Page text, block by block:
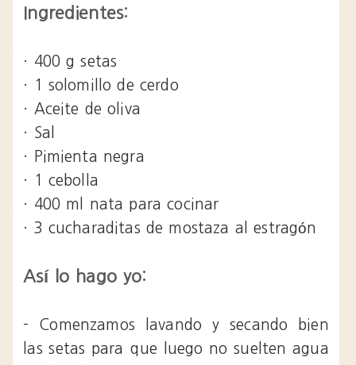
Ingredientes:
· 400 g setas
· 1 solomillo de cerdo
· Aceite de oliva
· Sal
· Pimienta negra
· 1 cebolla
· 400 ml nata para cocinar
· 3 cucharaditas de mostaza al estragón
Así lo hago yo:
- Comenzamos lavando y secando bien
las setas para que luego no suelten agua